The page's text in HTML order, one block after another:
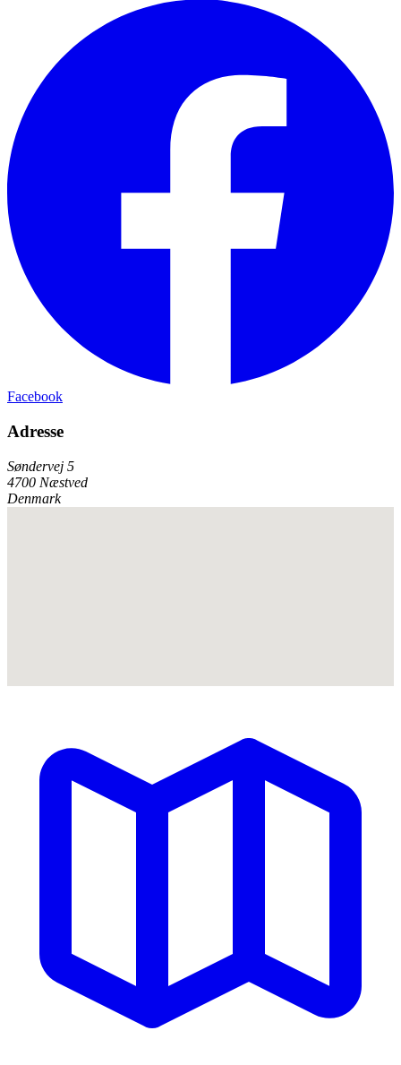
Facebook
Adresse
Søndervej 5
4700 Næstved
Denmark